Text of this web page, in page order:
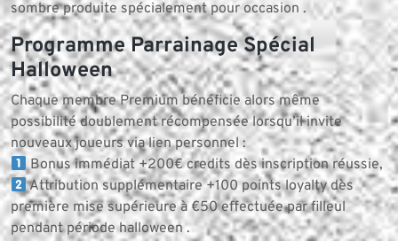
sombre produite spécialement pour occasion .
Programme Parrainage Spécial
Halloween
Chaque membre Premium bénéficie alors même
possibilité doublement récompensée lorsqu’il invite
nouveaux joueurs via lien personnel :
Bonus immédiat +200€ credits dès inscription réussie,
Attribution supplémentaire +100 points loyalty dès
première mise supérieure à €50 effectuée par filleul
pendant période halloween .